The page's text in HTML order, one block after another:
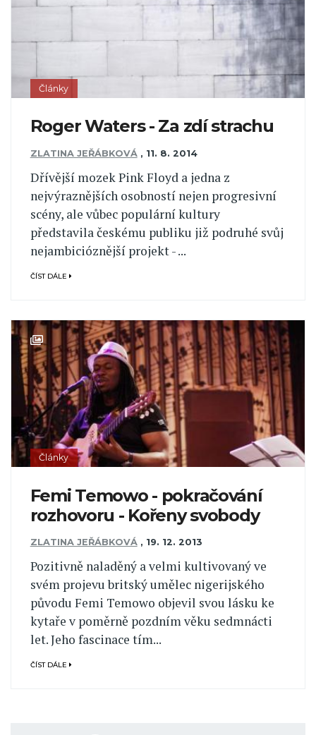
Články
Roger Waters - Za zdí strachu
ZLATINA JEŘÁBKOVÁ , 11. 8. 2014
Dřívější mozek Pink Floyd a jedna z
nejvýraznějších osobností nejen progresivní
scény, ale vůbec populární kultury
představila českému publiku již podruhé svůj
nejambicióznější projekt - ...
ČÍST DÁLE
Články
Femi Temowo - pokračování
rozhovoru - Kořeny svobody
ZLATINA JEŘÁBKOVÁ , 19. 12. 2013
Pozitivně naladěný a velmi kultivovaný ve
svém projevu britský umělec nigerijského
původu Femi Temowo objevil svou lásku ke
kytaře v poměrně pozdním věku sedmnácti
let. Jeho fascinace tím...
ČÍST DÁLE